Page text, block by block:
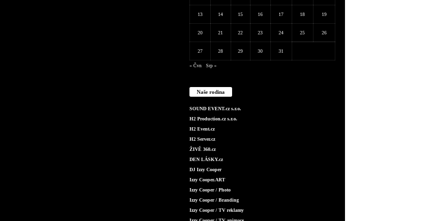
13 14 15 16 17 18 19
20 21 22 23 24 25 26
27 28 29 30 31
« Čvn Srp »
Naše rodina
SOUND EVENT.cz s.r.o.
H2 Production.cz s.r.o.
H2 Event.cz
H2 Server.cz
ŽIVĚ 360.cz
DEN LÁSKY.cz
DJ Izzy Cooper
Izzy Cooper.ART
Izzy Cooper / Photo
Izzy Cooper / Branding
Izzy Cooper / TV reklamy